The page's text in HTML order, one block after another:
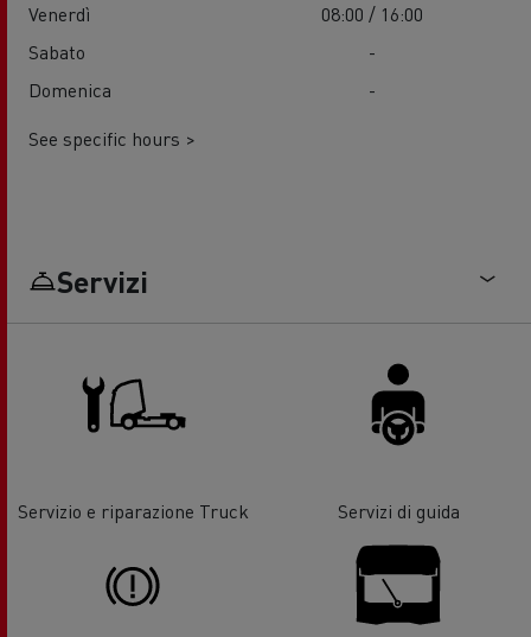
Venerdì
08:00 / 16:00
Sabato
-
Domenica
-
See specific hours >
Servizi
Servizio e riparazione Truck Servizi di guida